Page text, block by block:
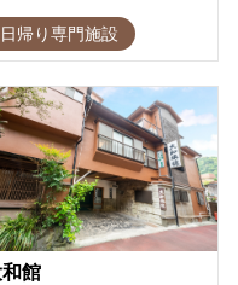
日帰り専門施設
館